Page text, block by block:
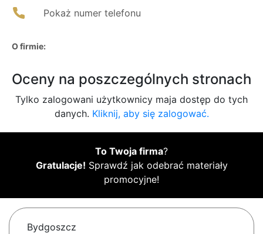
Pokaż numer telefonu
O firmie:
Oceny na poszczególnych stronach
Tylko zalogowani użytkownicy maja dostęp do tych
danych. Kliknij, aby się zalogować.
To Twoja firma?
Gratulacje! Sprawdź jak odebrać materiały
promocyjne!
Bydgoszcz